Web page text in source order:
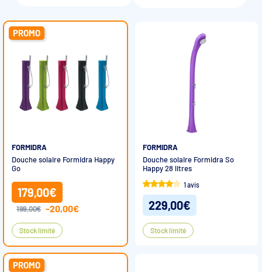
Pompe de filtration à vitesse variable
Vannes multivoies filtres à sable
Groupe de filtration sur palette
PROMO
FORMIDRA
Douche solaire Formidra Happy
Go
179,00€
199,00€ -20,00€
Stock limité
FORMIDRA
Douche solaire Formidra So
Happy 28 litres
1 avis
229,00€
Stock limité
PROMO